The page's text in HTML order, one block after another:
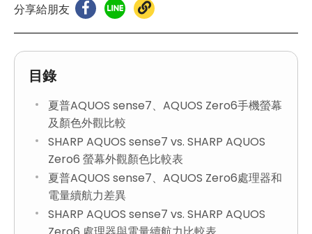
分享給朋友
目錄
夏普AQUOS sense7、AQUOS Zero6手機螢幕
及顏色外觀比較
SHARP AQUOS sense7 vs. SHARP AQUOS
Zero6 螢幕外觀顏色比較表
夏普AQUOS sense7、AQUOS Zero6處理器和
電量續航力差異
SHARP AQUOS sense7 vs. SHARP AQUOS